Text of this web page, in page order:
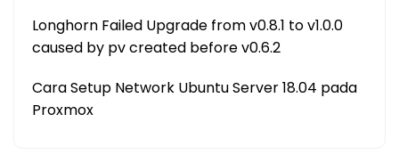
Longhorn Failed Upgrade from v0.8.1 to v1.0.0
caused by pv created before v0.6.2
Cara Setup Network Ubuntu Server 18.04 pada
Proxmox